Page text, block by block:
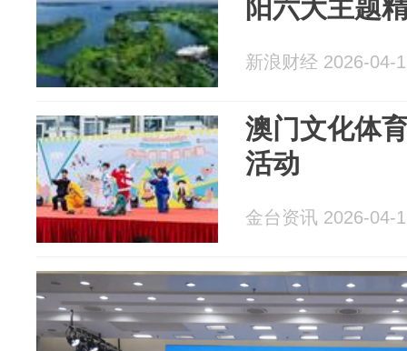
阳六大主题
新浪财经 2026-04-
澳门文化体
活动
金台资讯 2026-04-